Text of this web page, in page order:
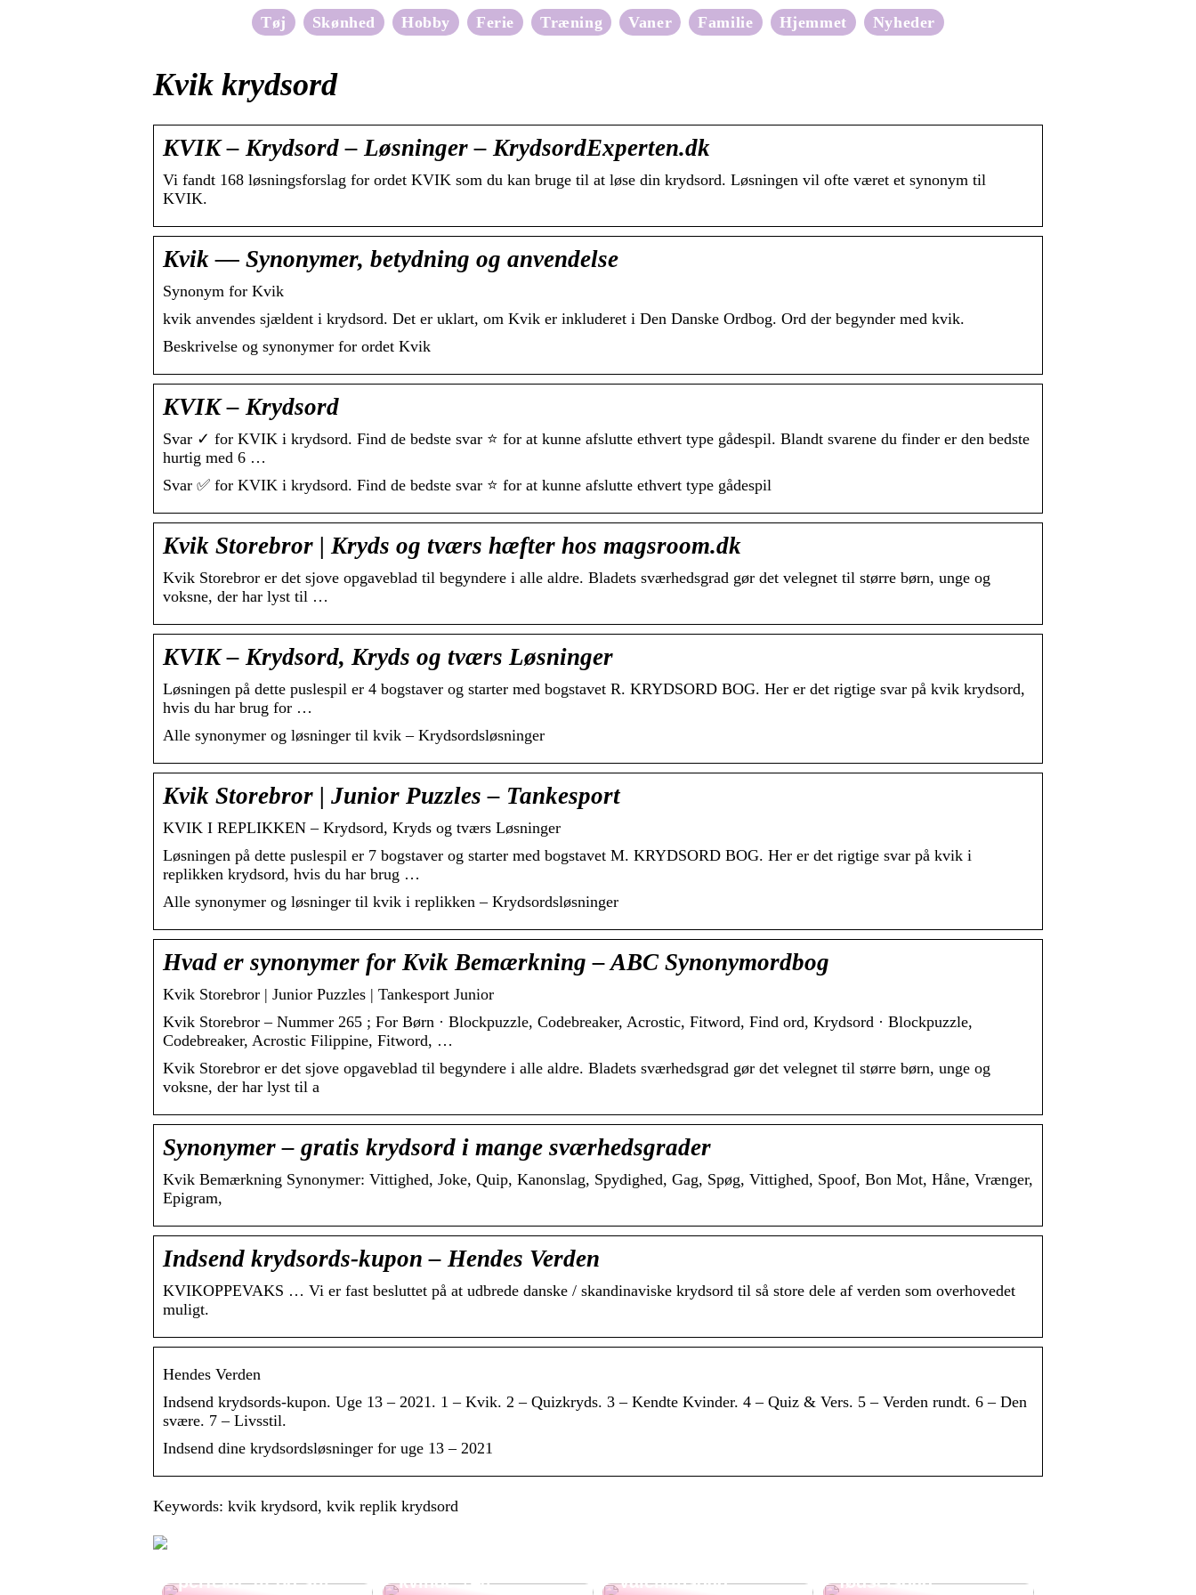
Tøj Skønhed Hobby Ferie Træning Vaner Familie Hjemmet Nyheder
Kvik krydsord
KVIK – Krydsord – Løsninger – KrydsordExperten.dk
Vi fandt 168 løsningsforslag for ordet KVIK som du kan bruge til at løse din krydsord. Løsningen vil ofte været et synonym til
KVIK.
Kvik — Synonymer, betydning og anvendelse
Synonym for Kvik
kvik anvendes sjældent i krydsord. Det er uklart, om Kvik er inkluderet i Den Danske Ordbog. Ord der begynder med kvik.
Beskrivelse og synonymer for ordet Kvik
KVIK – Krydsord
Svar ✓ for KVIK i krydsord. Find de bedste svar ⭐ for at kunne afslutte ethvert type gådespil. Blandt svarene du finder er den bedste
hurtig med 6 …
Svar ✅ for KVIK i krydsord. Find de bedste svar ⭐ for at kunne afslutte ethvert type gådespil
Kvik Storebror | Kryds og tværs hæfter hos magsroom.dk
Kvik Storebror er det sjove opgaveblad til begyndere i alle aldre. Bladets sværhedsgrad gør det velegnet til større børn, unge og
voksne, der har lyst til …
KVIK – Krydsord, Kryds og tværs Løsninger
Løsningen på dette puslespil er 4 bogstaver og starter med bogstavet R. KRYDSORD BOG. Her er det rigtige svar på kvik krydsord,
hvis du har brug for …
Alle synonymer og løsninger til kvik – Krydsordsløsninger
Kvik Storebror | Junior Puzzles – Tankesport
KVIK I REPLIKKEN – Krydsord, Kryds og tværs Løsninger
Løsningen på dette puslespil er 7 bogstaver og starter med bogstavet M. KRYDSORD BOG. Her er det rigtige svar på kvik i
replikken krydsord, hvis du har brug …
Alle synonymer og løsninger til kvik i replikken – Krydsordsløsninger
Hvad er synonymer for Kvik Bemærkning – ABC Synonymordbog
Kvik Storebror | Junior Puzzles | Tankesport Junior
Kvik Storebror – Nummer 265 ; For Børn · Blockpuzzle, Codebreaker, Acrostic, Fitword, Find ord, Krydsord · Blockpuzzle,
Codebreaker, Acrostic Filippine, Fitword, …
Kvik Storebror er det sjove opgaveblad til begyndere i alle aldre. Bladets sværhedsgrad gør det velegnet til større børn, unge og
voksne, der har lyst til a
Synonymer – gratis krydsord i mange sværhedsgrader
Kvik Bemærkning Synonymer: Vittighed, Joke, Quip, Kanonslag, Spydighed, Gag, Spøg, Vittighed, Spoof, Bon Mot, Håne, Vrænger,
Epigram,
Indsend krydsords-kupon – Hendes Verden
KVIKOPPEVAKS … Vi er fast besluttet på at udbrede danske / skandinaviske krydsord til så store dele af verden som overhovedet
muligt.
Hendes Verden
Indsend krydsords-kupon. Uge 13 – 2021. 1 – Kvik. 2 – Quizkryds. 3 – Kendte Kvinder. 4 – Quiz & Vers. 5 – Verden rundt. 6 – Den
svære. 7 – Livsstil.
Indsend dine krydsordsløsninger for uge 13 – 2021
Keywords: kvik krydsord, kvik replik krydsord
perfekte fit og stil
kvinde +40
Valentinsdag
fødselsdag